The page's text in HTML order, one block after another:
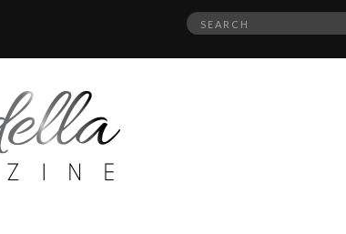
Search